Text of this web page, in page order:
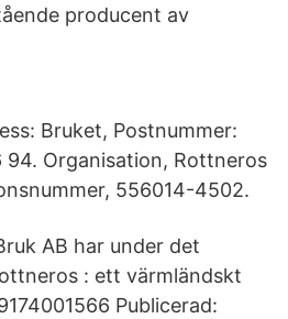
producent av
Bruket, Postnummer:
94. Organisation, Rottneros
556014-4502.
AB har under det
: ett värmländskt
Publicerad: